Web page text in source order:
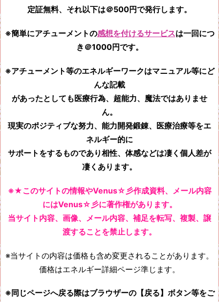
定証無料、それ以下は＠500円で発行します。
※簡単にアチューメントの感想を付けるサービスは一回につ
き＠1000円です。
※アチューメント等のエネルギーワークはマニュアル等にど
んな記載
があったとしても医療行為、超能力、魔法ではありませ
ん。
現実のポジティブな努力、能力開発鍛錬、医療治療等をエ
ネルギー的に
サポートをするものであり相性、体感などは凄く個人差が
凄くあります。
※★このサイトの情報やVenus☆彡作成資料、メール内容
にはVenus☆彡に著作権があります。
当サイト内容、画像、メール内容、補足を転写、複製、譲
渡することを禁止します。
※当サイトの内容は価格も含め変更されることがあります。
価格はエネルギー詳細ページ準じます。
※同じページへ戻る際はブラウザーの【戻る】ボタン等をご